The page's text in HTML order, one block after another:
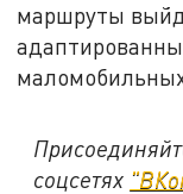
маршруты
соцсетях